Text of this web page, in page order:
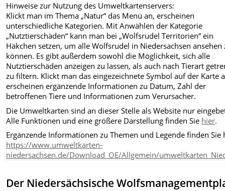
Hinweise zur Nutzung des Umweltkartenservers:
Klickt man im Thema „Natur“ das Menü an, erscheinen
unterschiedliche Kategorien. Mit Anwählen der Kategorie
„Nutztierschäden“ kann man bei „Wolfsrudel Territorien“ ein
Häkchen setzen, um alle Wolfsrudel in Niedersachsen ansehen
können. Es gibt außerdem sowohl die Möglichkeit, sich alle
Nutztierschäden anzeigen zu lassen, als auch nach Tierart
zu filtern. Klickt man das eingezeichnete Symbol auf der Karte
erscheinen ergänzende Informationen zu Datum, Zahl der
betroffenen Tiere und Informationen zum Verursacher.
Die Umweltkarten sind an dieser Stelle als Website nur
Alle Funktionen und eine größere Darstellung finden Sie hier.
Ergänzende Informationen zu Themen und Legende finden Sie
https://www.umweltkarten-
niedersachsen.de/Download_OE/Allgemein/
Der Niedersächsische